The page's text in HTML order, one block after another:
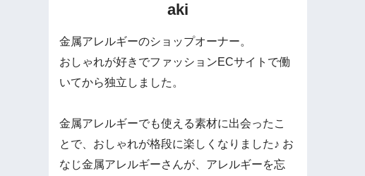
aki
金属アレルギーのショップオーナー。
おしゃれが好きでファッションECサイトで働
いてから独立しました。
金属アレルギーでも使える素材に出会ったこ
とで、おしゃれが格段に楽しくなりました♪ お
なじ金属アレルギーさんが、アレルギーを忘